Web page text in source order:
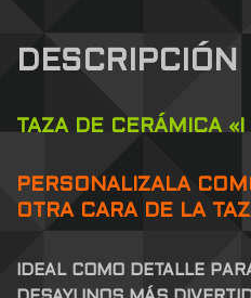
DESCRIPCIÓN
TAZA DE CERÁMICA
PERSONALIZALA
OTRA CARA DE LA
IDEAL COMO DETALLE